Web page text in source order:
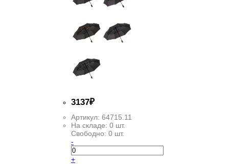
3137₽
Артикул: 64715.11
На складе: 0 шт.
Свободно: 0 шт.
-
+